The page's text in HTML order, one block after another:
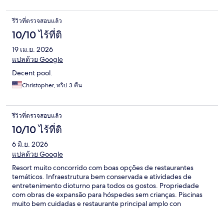
รีวิวที่ตรวจสอบแล้ว
10/10 ไร้ที่ติ
19 เม.ย. 2026
แปลด้วย Google
Decent pool.
Christopher, ทริป 3 คืน
รีวิวที่ตรวจสอบแล้ว
10/10 ไร้ที่ติ
6 มิ.ย. 2026
แปลด้วย Google
Resort muito concorrido com boas opções de restaurantes
temáticos. Infraestrutura bem conservada e atividades de
entretenimento dioturno para todos os gostos. Propriedade
com obras de expansão para hóspedes sem crianças. Piscinas
muito bem cuidadas e restaurante principal amplo con